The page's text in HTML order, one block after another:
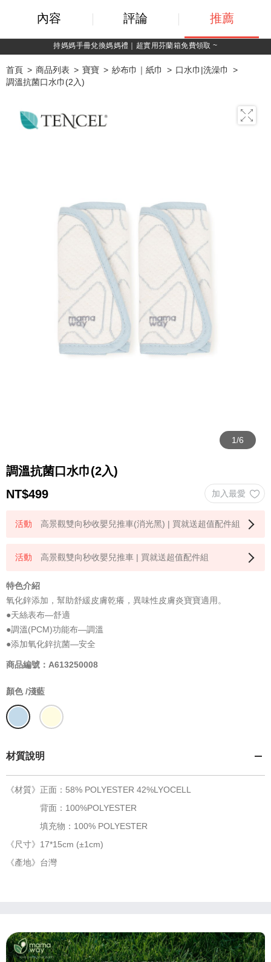
持媽媽手冊兌換媽媽禮｜超實用芬蘭箱免費領取 ~
首頁 商品列表 寶寶 紗布巾｜紙巾
口水巾|洗澡巾
調溫抗菌口水巾(2入)
調溫抗菌口水巾(2入)
NT$499
高景觀雙向秒收嬰兒推車(消光黑) | 買就送超值配件組
高景觀雙向秒收嬰兒推車 | 買就送超值配件組
特色介紹
氧化鋅添加，幫助舒緩皮膚乾癢，異味性皮膚炎寶寶適用。
●天絲表布—舒適
●調溫(PCM)功能布—調溫
●添加氧化鋅抗菌—安全
商品編號：A613250008
顏色 /淺藍
材質說明
《材質》正面：58% POLYESTER 42%LYOCELL
背面：100%POLYESTER
填充物：100% POLYESTER
《尺寸》17*15cm (±1cm)
《產地》台灣
內容 評論 推薦